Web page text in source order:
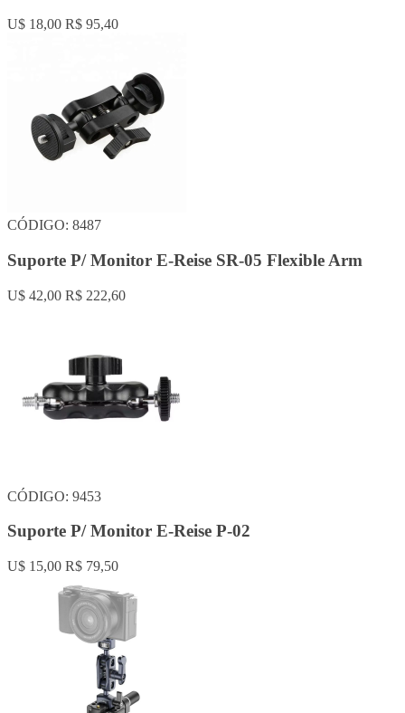
U$ 18,00 R$ 95,40
CÓDIGO: 8487
Suporte P/ Monitor E-Reise SR-05 Flexible Arm
U$ 42,00 R$ 222,60
CÓDIGO: 9453
Suporte P/ Monitor E-Reise P-02
U$ 15,00 R$ 79,50